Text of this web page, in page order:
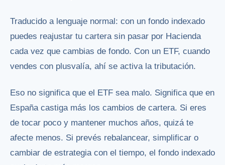
Traducido a lenguaje normal: con un fondo indexado
puedes reajustar tu cartera sin pasar por Hacienda
cada vez que cambias de fondo. Con un ETF, cuando
vendes con plusvalía, ahí se activa la tributación.
Eso no significa que el ETF sea malo. Significa que en
España castiga más los cambios de cartera. Si eres
de tocar poco y mantener muchos años, quizá te
afecte menos. Si prevés rebalancear, simplificar o
cambiar de estrategia con el tiempo, el fondo indexado